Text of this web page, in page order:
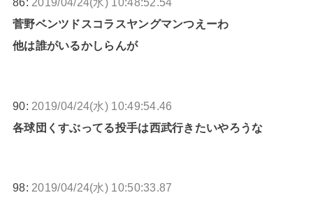
菅野ベンツドスコラスヤングマンつえーわ
他は誰がいるかしらんが
90: 2019/04/24(水) 10:49:54.46
各球団くすぶってる投手は西武行きたいやろうな
98: 2019/04/24(水) 10:50:33.87